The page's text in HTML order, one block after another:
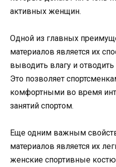
активных женщин.
Одной из главных
материалов является их
выводить влагу и отводить
Это позволяет
комфортными во время
занятий спортом.
Еще одним важным
материалов является их
женские спортивные